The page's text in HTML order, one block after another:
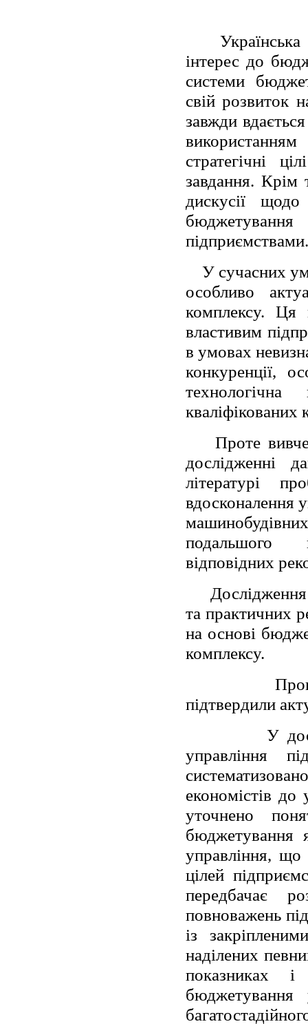
інтерес до
системи
свій розвиток
завжди
стратегічні
завдання. Крім
дискусії
підприємствами.
У сучасних
особливо
комплексу. Ця
властивим
в умовах
конкуренції,
кваліфікованих
Проте
дослідженні
літературі
вдосконалення
подальшого
відповідних
та практичних
на основі
комплексу.
підтвердили
У
управління
економістів до
уточнено
бюджетування
управління, що
цілей
передбачає
повноважень
із
наділених
показниках
бюджетування